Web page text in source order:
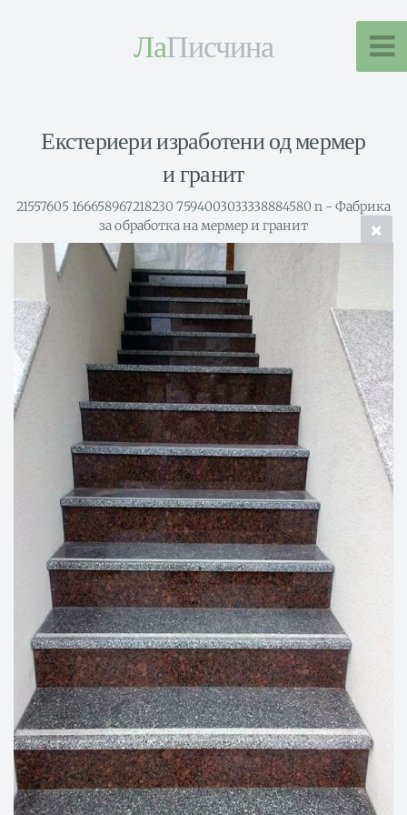
ЛаПисчина
Екстериери изработени од мермер
и гранит
21557605 166658967218230 7594003033338884580 n - Фабрика
за обработка на мермер и гранит